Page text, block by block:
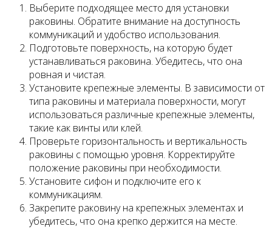
Выберите подходящее место для установки
раковины. Обратите внимание на доступность
коммуникаций и удобство использования.
Подготовьте поверхность, на которую будет
устанавливаться раковина. Убедитесь, что она
ровная и чистая.
Установите крепежные элементы. В зависимости от
типа раковины и материала поверхности, могут
использоваться различные крепежные элементы,
такие как винты или клей.
Проверьте горизонтальность и вертикальность
раковины с помощью уровня. Корректируйте
положение раковины при необходимости.
Установите сифон и подключите его к
коммуникациям.
Закрепите раковину на крепежных элементах и
убедитесь, что она крепко держится на месте.